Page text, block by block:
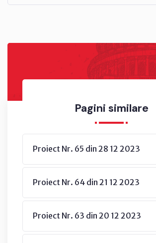
Pagini similare
Proiect Nr. 65 din 28 12 2023
Proiect Nr. 64 din 21 12 2023
Proiect Nr. 63 din 20 12 2023